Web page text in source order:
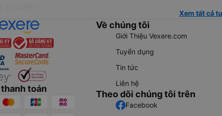
Xem tất cả
toán
Về chúng tôi
Giới Thiệu Vexere.com
Tuyển dụng
Tin tức
Liên hệ
Theo dõi chúng tôi trên
Facebook